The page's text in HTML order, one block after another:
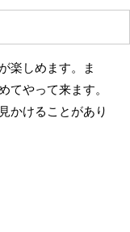
楽しめます。ま
てやって来ます。
かけることがあり